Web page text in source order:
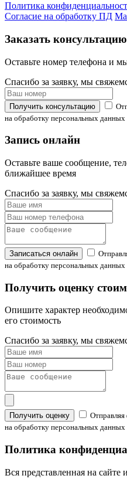
Политика
Согласие на обработку ПД
Заказать консультацию
Оставьте номер телефона и
Спасибо за заявку, мы
Получить консультацию
на обработку персональных данных
Запись онлайн
Оставьте ваше сообщение,
ближайшее время
Спасибо за заявку, мы
Записаться онлайн
на обработку персональных данных
Получить оценку
Опишите характер
его стоимость
Спасибо за заявку, мы
Получить оценку
Отправляя
на обработку персональных данных
Политика
Вся представленная на